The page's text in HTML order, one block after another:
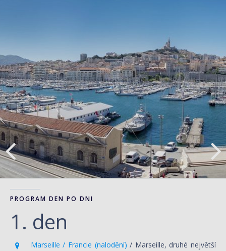
PROGRAM DEN PO DNI
1. den
Marseille / Francie (nalodění)/ Marseille, druhé největší